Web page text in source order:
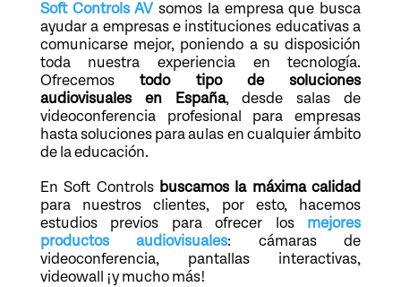
Soft Controls AV somos la empresa que busca
ayudar a empresas e instituciones educativas a
comunicarse mejor, poniendo a su disposición
toda nuestra experiencia en tecnología.
Ofrecemostodo tipo de soluciones
audiovisuales en España, desde salas de
videoconferencia profesional para empresas
hasta soluciones para aulas en cualquier ámbito
de la educación.
En Soft Controls buscamos la máxima calidad
para nuestros clientes, por esto, hacemos
estudios previos para ofrecer los mejores
productos audiovisuales: cámaras de
videoconferencia, pantallas interactivas,
videowall ¡y mucho más!